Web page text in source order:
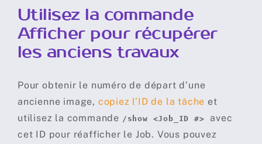
Utilisez la commande
Afficher pour récupérer
les anciens travaux
Pour obtenir le numéro de départ d’une
ancienne image, copiez l’ID de la tâche et
utilisez la commande /show <Job_ID #>
avec
cet ID pour réafficher le Job. Vous pouvez